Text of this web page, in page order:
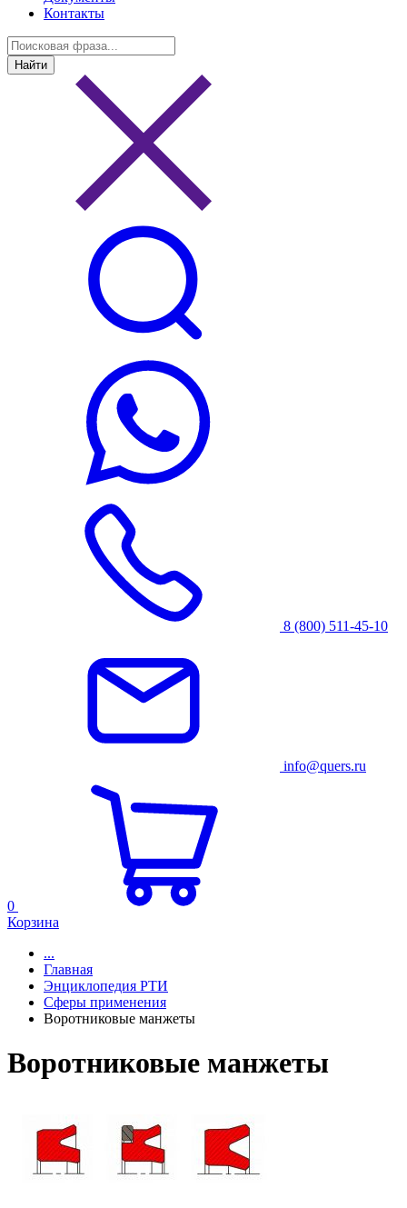
Контакты
Найти
8 (800) 511-45-10
info@quers.ru
0
Корзина
...
Главная
Энциклопедия РТИ
Сферы применения
Воротниковые манжеты
Воротниковые манжеты